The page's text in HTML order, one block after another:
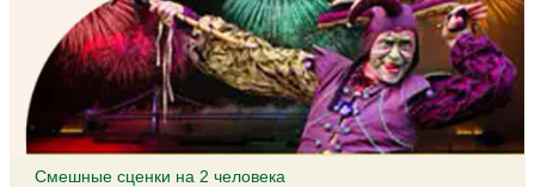
Смешные сценки на 2 человека